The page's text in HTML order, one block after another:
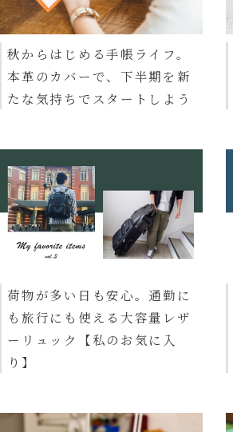
秋からはじめる手帳ライフ。
本革のカバーで、下半期を新
たな気持ちでスタートしよう
荷物が多い日も安心。通勤に
も旅行にも使える大容量レザ
ーリュック【私のお気に入
り】